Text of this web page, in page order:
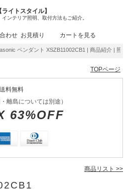
イトスタイル】
ンテリア照明、取付方法もご紹介。
わせ お見積り カートを見る
ペンダント XSZB11002CB1 | 商品紹介 | 照明器
TOPページ
料無料
離島については別途）
63%OFF
商品リスト >>